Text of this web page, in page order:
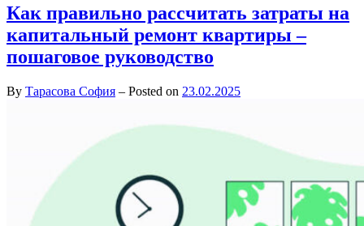
Как правильно рассчитать затраты на
капитальный ремонт квартиры –
пошаговое руководство
By Тарасова София – Posted on 23.02.2025